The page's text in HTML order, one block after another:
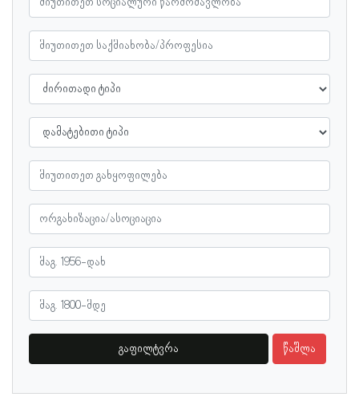
გაფილტვრა წაშლა